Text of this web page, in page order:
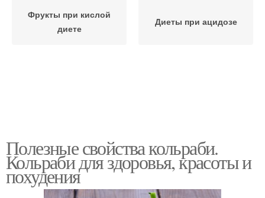
Фрукты при кислой
диете
Диеты при ацидозе
Полезные свойства кольраби.
Кольраби для здоровья, красоты и
похудения